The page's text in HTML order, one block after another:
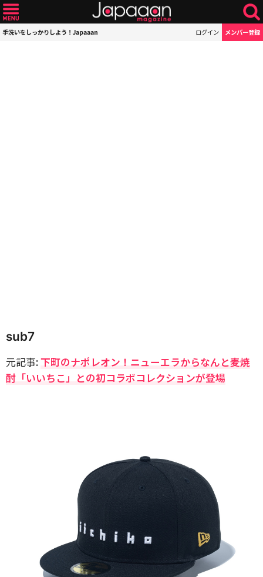
手洗いをしっかりしよう！Japaaan ログイン メンバー登録
sub7
元記事:下町のナポレオン！ニューエラからなんと麦焼
酎「いいちこ」との初コラボコレクションが登場